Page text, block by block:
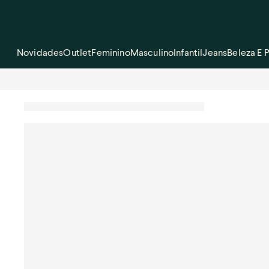
NovidadesOutletFemininoMasculinoInfantilJeansBeleza E